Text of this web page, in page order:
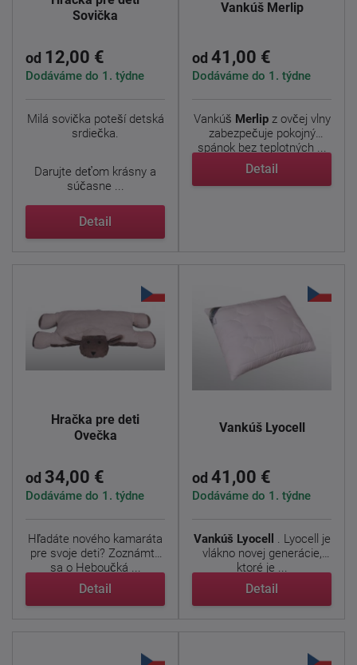
Sovička
od 12,00 €
Dodáváme do 1. týdne
Milá sovička poteší detská
srdiečka.
Darujte deťom krásny a
súčasne ...
Detail
Vankúš Merlip
od 41,00 €
Dodáváme do 1. týdne
Vankúš Merlipz ovčej vlny
zabezpečuje pokojný
spánok bez teplotných ...
Detail
Hračka pre deti
Ovečka
od 34,00 €
Dodáváme do 1. týdne
Hľadáte nového kamaráta
pre svoje deti? Zoznámte
sa o Heboučká ...
Detail
Vankúš Lyocell
od 41,00 €
Dodáváme do 1. týdne
Vankúš Lyocell
. Lyocell je
vlákno novej generácie,
ktoré je ...
Detail